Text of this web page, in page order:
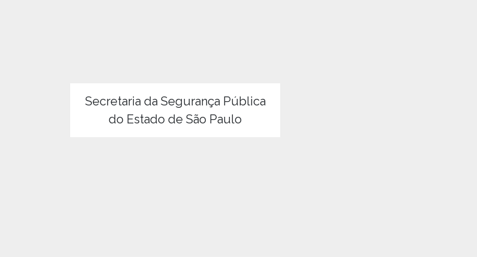
Secretaria da Segurança Pública
do Estado de São Paulo